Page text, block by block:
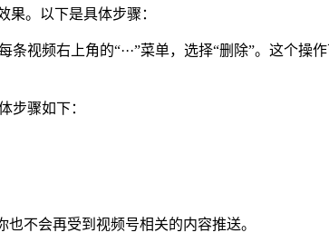
。以下是具体步骤：
视频右上角的“···”菜单，选择“删除”。这个操
步骤如下：
不会再受到视频号相关的内容推送。